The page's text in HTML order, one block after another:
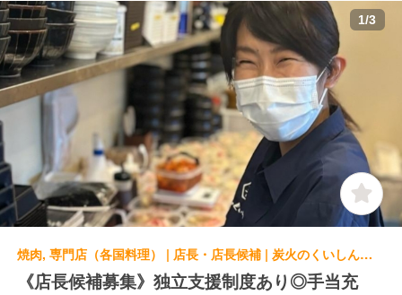
1/3
焼肉, 専門店（各国料理） | 店長・店長候補 | 炭火のくいしんぼう 福山曙店
《店長候補募集》独立支援制度あり◎手当充